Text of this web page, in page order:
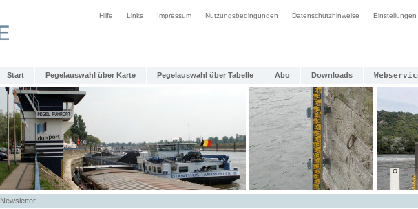
Hilfe Links Impressum Nutzungsbedingungen Datenschutzhinweise Einstellungen
Start Pegelauswahl über Karte Pegelauswahl über Tabelle Abo Downloads
Newsletter